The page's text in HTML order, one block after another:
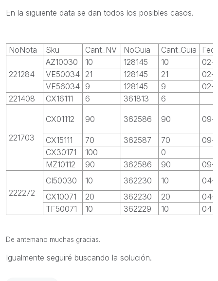
En la siguiente data se dan todos los posibles casos.
NoNota Sku Cant_NV NoGuia Cant_Guia
221284
AZ10030 10 128145 10
02-
VE50034 21 128145 21
02-
VE56034 9 128145 9
02-
221408
CX16111 6 361813 6
221703
CX01112 90 362586 90 09-
CX15111 70 362587 70
09-
CX30171
100
0
MZ10112
90 362586 90 09-
222272
CI50030 10 362230 10
04-
CX10071
20 362230 20
04-
TF50071
10 362229 10 04-
De antemano muchas gracias.
Igualmente seguiré buscando la solución.